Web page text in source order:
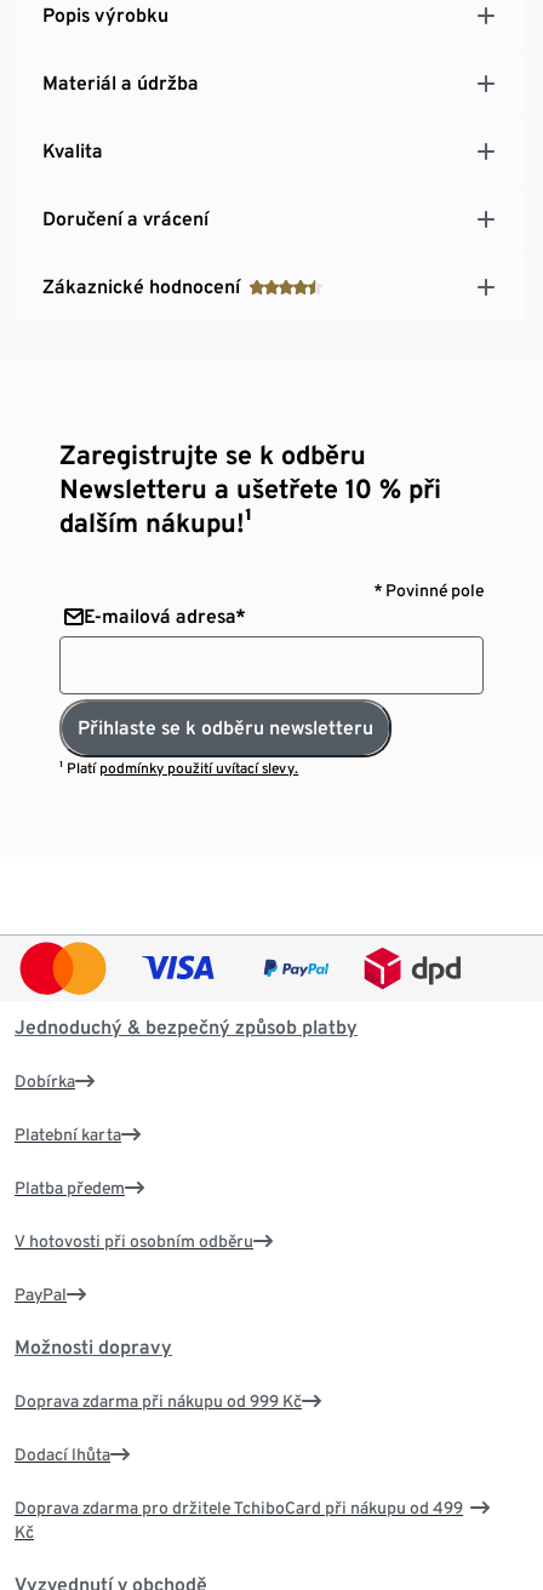
Popis výrobku
Materiál a údržba
Kvalita
Doručení a vrácení
Zákaznické hodnocení
Zaregistrujte se k odběru
Newsletteru a ušetřete 10 % při
dalším nákupu!¹
* Povinné pole
E-mailová adresa*
Přihlaste se k odběru newsletteru
¹ Platí podmínky použití uvítací slevy.
Jednoduchý & bezpečný způsob platby
Dobírka
Platební karta
Platba předem
V hotovosti při osobním odběru
PayPal
Možnosti dopravy
Doprava zdarma při nákupu od 999 Kč
Dodací lhůta
Doprava zdarma pro držitele TchiboCard při nákupu od 499
Kč
Vyzvednutí v obchodě